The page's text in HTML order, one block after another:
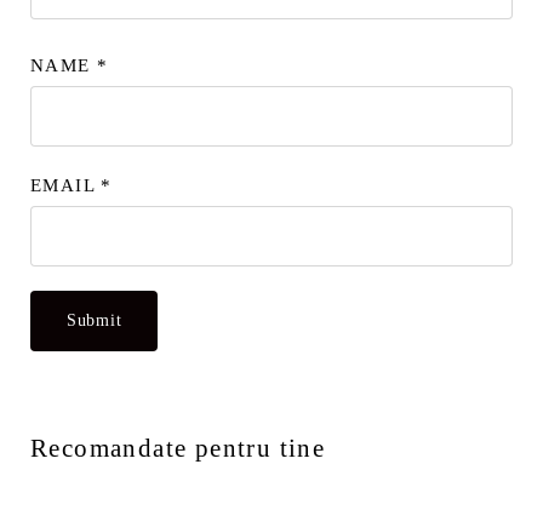
NAME *
EMAIL *
Recomandate pentru tine